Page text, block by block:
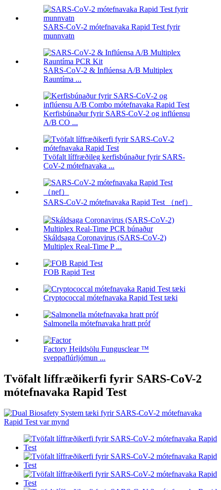
SARS-CoV-2 mótefnavaka Rapid Test fyrir
munnvatn
SARS-CoV-2 & Inflúensa A/B Multiplex
Rauntíma ...
Kerfisbúnaður fyrir SARS-CoV-2 og inflúensu
A/B CO ...
Tvöfalt líffræðileg kerfisbúnaður fyrir SARS-
CoV-2 mótefnavaka ...
SARS-CoV-2 mótefnavaka Rapid Test （nef）
Skáldsaga Coronavirus (SARS-CoV-2)
Multiplex Real-Time P ...
FOB Rapid Test
Cryptococcal mótefnavaka Rapid Test tæki
Salmonella mótefnavaka hratt próf
Factory Heildsölu Fungusclear ™
sveppaflúrljómun ...
Tvöfalt líffræðikerfi fyrir SARS-CoV-2
mótefnavaka Rapid Test